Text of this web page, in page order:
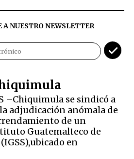
A NUESTRO NEWSLETTER
–Chiquimula se sindicó a
adjudicación anómala de
de un
Guatemalteco de
en